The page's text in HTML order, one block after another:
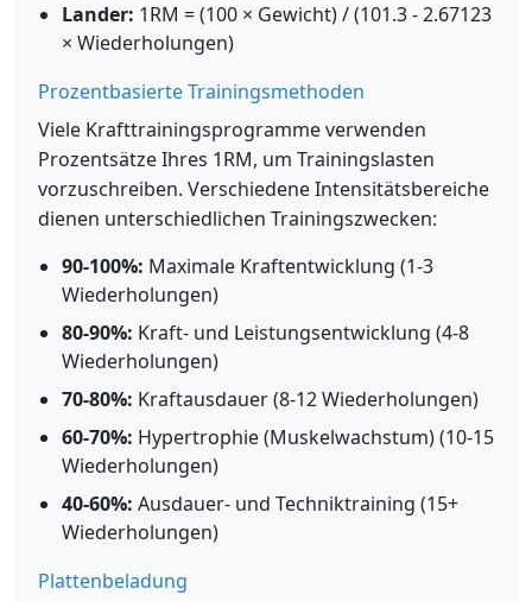
Lander: 1RM = (100 × Gewicht) / (101.3 - 2.67123
× Wiederholungen)
Prozentbasierte Trainingsmethoden
Viele Krafttrainingsprogramme verwenden
Prozentsätze Ihres 1RM, um Trainingslasten
vorzuschreiben. Verschiedene Intensitätsbereiche
dienen unterschiedlichen Trainingszwecken:
90-100%: Maximale Kraftentwicklung (1-3
Wiederholungen)
80-90%: Kraft- und Leistungsentwicklung (4-8
Wiederholungen)
70-80%: Kraftausdauer (8-12 Wiederholungen)
60-70%: Hypertrophie (Muskelwachstum) (10-15
Wiederholungen)
40-60%: Ausdauer- und Techniktraining (15+
Wiederholungen)
Plattenbeladung